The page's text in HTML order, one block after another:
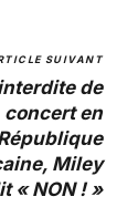
SUIVANT
de
concert en
Miley
« NON ! »